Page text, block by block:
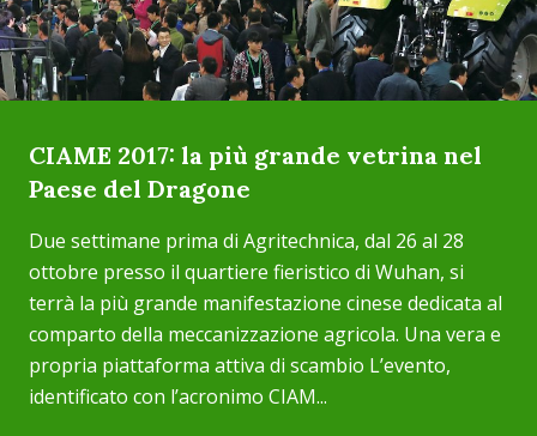
CIAME 2017: la più grande vetrina nel
Paese del Dragone
Due settimane prima di Agritechnica, dal 26 al 28
ottobre presso il quartiere fieristico di Wuhan, si
terrà la più grande manifestazione cinese dedicata al
comparto della meccanizzazione agricola. Una vera e
propria piattaforma attiva di scambio L’evento,
identificato con l’acronimo CIAM...